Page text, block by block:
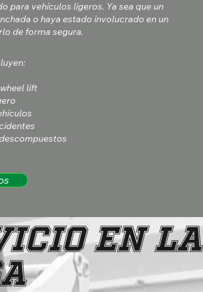
lift
para vehículos ligeros. Ya sea que un
o haya estado involucrado en un
de forma segura.
en La